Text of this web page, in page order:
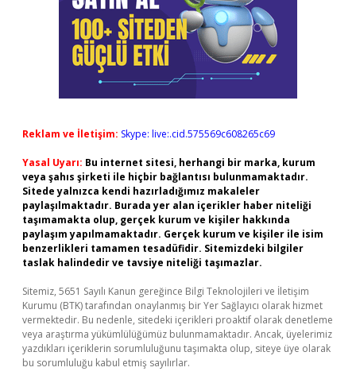
Reklam ve İletişim: Skype: live:.cid.575569c608265c69
Yasal Uyarı: Bu internet sitesi, herhangi bir marka, kurum
veya şahıs şirketi ile hiçbir bağlantısı bulunmamaktadır.
Sitede yalnızca kendi hazırladığımız makaleler
paylaşılmaktadır. Burada yer alan içerikler haber niteliği
taşımamakta olup, gerçek kurum ve kişiler hakkında
paylaşım yapılmamaktadır. Gerçek kurum ve kişiler ile isim
benzerlikleri tamamen tesadüfidir. Sitemizdeki bilgiler
taslak halindedir ve tavsiye niteliği taşımazlar.
Sitemiz, 5651 Sayılı Kanun gereğince Bilgi Teknolojileri ve İletişim
Kurumu (BTK) tarafından onaylanmış bir Yer Sağlayıcı olarak hizmet
vermektedir. Bu nedenle, sitedeki içerikleri proaktif olarak denetleme
veya araştırma yükümlülüğümüz bulunmamaktadır. Ancak, üyelerimiz
yazdıkları içeriklerin sorumluluğunu taşımakta olup, siteye üye olarak
bu sorumluluğu kabul etmiş sayılırlar.